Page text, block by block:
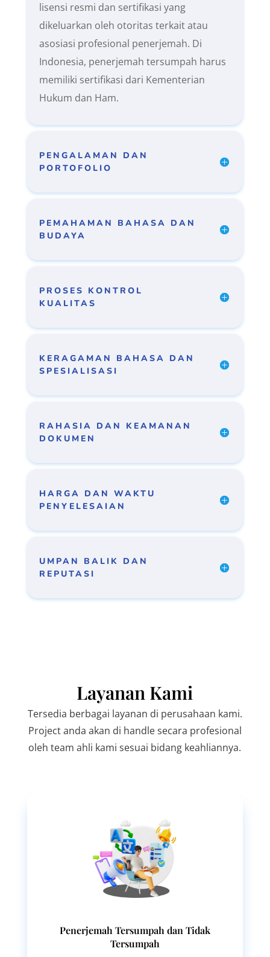
lisensi resmi dan sertifikasi yang
dikeluarkan oleh otoritas terkait atau
asosiasi profesional penerjemah. Di
Indonesia, penerjemah tersumpah harus
memiliki sertifikasi dari Kementerian
Hukum dan Ham.
PENGALAMAN DAN
PORTOFOLIO
PEMAHAMAN BAHASA DAN
BUDAYA
PROSES KONTROL
KUALITAS
KERAGAMAN BAHASA DAN
SPESIALISASI
RAHASIA DAN KEAMANAN
DOKUMEN
HARGA DAN WAKTU
PENYELESAIAN
UMPAN BALIK DAN
REPUTASI
Layanan Kami
Tersedia berbagai layanan di perusahaan kami.
Project anda akan di handle secara profesional
oleh team ahli kami sesuai bidang keahliannya.
Penerjemah Tersumpah dan Tidak
Tersumpah